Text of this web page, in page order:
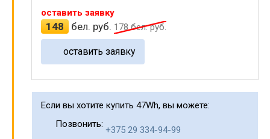
оставить заявку
148 бел. руб. 178бел. руб.
оставить заявку
Если вы хотите купить 47Wh, вы можете:
Позвонить:
+375 29 334-94-99